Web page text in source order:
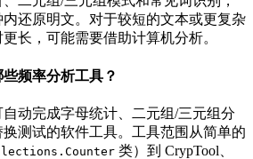
内还原明文。对于较短的文本或更复杂
长，可能需要借助计算机分析。
频率分析工具？
动完成字母统计、二元组/三元组分
测试的软件工具。工具范围从简单的
类）到 CrypTool、